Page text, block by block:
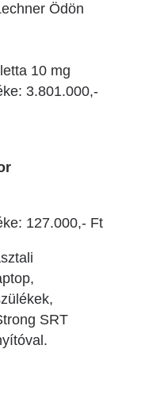
Ödön
10 mg
3.801.000,-
127.000,- Ft
SRT